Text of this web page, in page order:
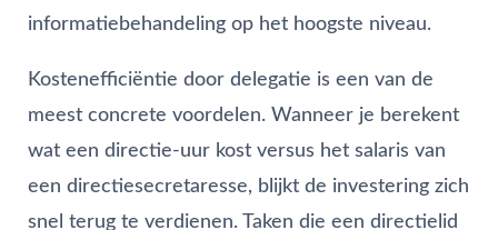
informatiebehandeling op het hoogste niveau.
Kostenefficiëntie door delegatie is een van de
meest concrete voordelen. Wanneer je berekent
wat een directie-uur kost versus het salaris van
een directiesecretaresse, blijkt de investering zich
snel terug te verdienen. Taken die een directielid